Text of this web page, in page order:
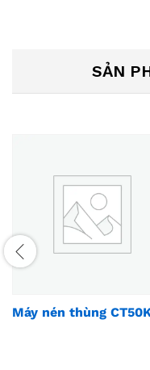
SẢN
Máy nén thùng